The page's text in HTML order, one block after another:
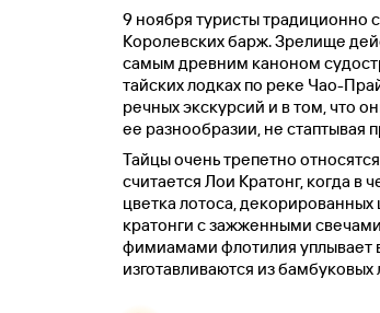
9 ноября туристы традиционно
Королевских барж. Зрелище
самым древним каноном
тайских лодках по реке Чао-
речных экскурсий и в том, что
ее разнообразии, не стаптывая
Тайцы очень трепетно
считается Лои Кратонг, когда в
цветка лотоса,
кратонги с зажженными
фимиамами флотилия уплывает
изготавливаются из